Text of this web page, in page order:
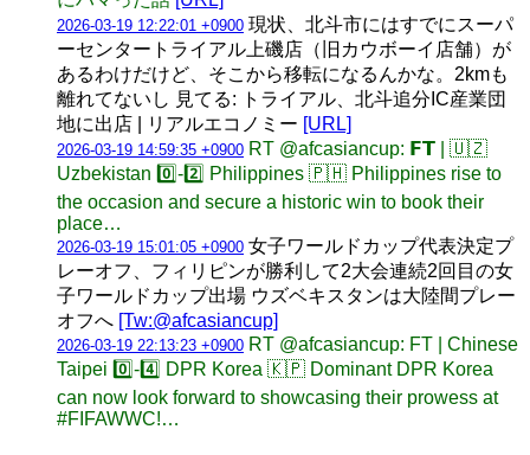
2026-03-19 12:22:01 +0900 現状、北斗市にはすでにスーパ
ーセンタートライアル上磯店（旧カウボーイ店舗）が
あるわけだけど、そこから移転になるんかな。2kmも
離れてないし 見てる: トライアル、北斗追分IC産業団
地に出店 | リアルエコノミー [URL]
2026-03-19 14:59:35 +0900 RT @afcasiancup: 𝗙𝗧 | 🇺🇿
Uzbekistan 0️⃣-2️⃣ Philippines 🇵🇭 Philippines rise to
the occasion and secure a historic win to book their
place…
2026-03-19 15:01:05 +0900 女子ワールドカップ代表決定プ
レーオフ、フィリピンが勝利して2大会連続2回目の女
子ワールドカップ出場 ウズベキスタンは大陸間プレー
オフへ [Tw:@afcasiancup]
2026-03-19 22:13:23 +0900 RT @afcasiancup: FT | Chinese
Taipei 0️⃣-4️⃣ DPR Korea 🇰🇵 Dominant DPR Korea
can now look forward to showcasing their prowess at
#FIFAWWC!…